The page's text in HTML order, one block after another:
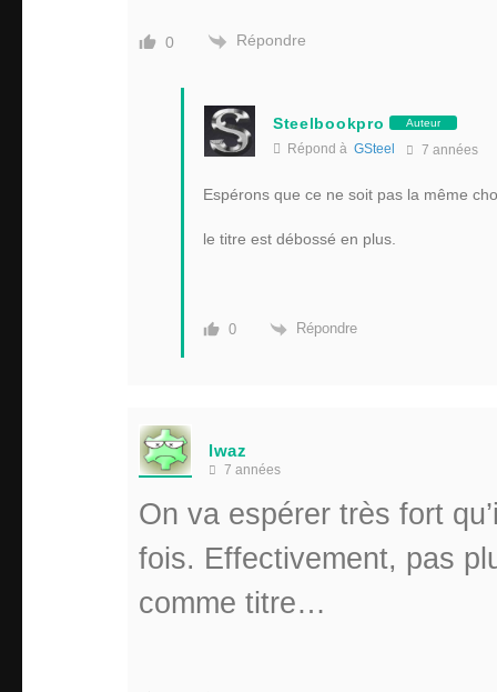
0 Répondre
Steelbookpro Auteur
Répond à GSteel 7 années
Espérons que ce ne soit pas la même
le titre est débossé en plus.
0 Répondre
lwaz
7 années
On va espérer très fort
fois. Effectivement, pas
comme titre…